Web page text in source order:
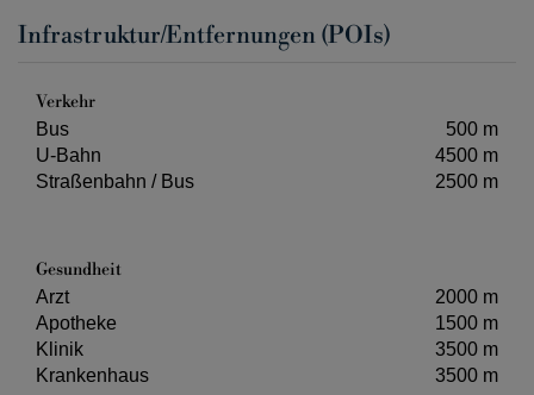
Infrastruktur/Entfernungen (POIs)
Verkehr
Bus
500 m
U-Bahn
4500 m
Straßenbahn / Bus
2500 m
Gesundheit
Arzt
2000 m
Apotheke
1500 m
Klinik
3500 m
Krankenhaus
3500 m